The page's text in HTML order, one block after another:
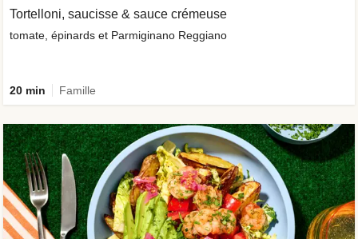
Tortelloni, saucisse & sauce crémeuse
tomate, épinards et Parmiginano Reggiano
20 min Famille